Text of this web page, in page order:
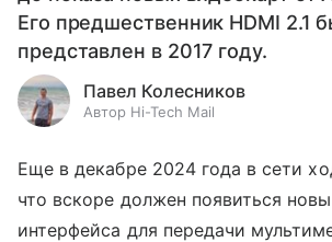
Его предшественник HDMI 2.1
представлен в 2017 году.
Павел Колесников
Автор Hi-Tech Mail
Еще в декабре 2024 года в сети
что вскоре должен появиться
интерфейса для передачи